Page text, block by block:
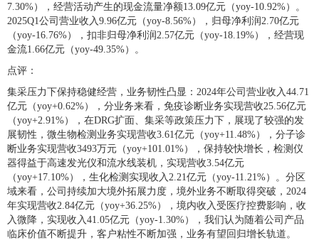
7.30%），经营活动产生的现金流量净额13.09亿元（yoy-10.92%）。
2025Q1公司营业收入9.96亿元（yoy-8.56%），归母净利润2.70亿元
（yoy-16.76%），扣非归母净利润2.57亿元（yoy-18.19%），经营现
金流1.66亿元（yoy-49.35%）。
点评：
集采压力下保持稳健经营，业务韧性凸显：2024年公司营业收入44.71
亿元（yoy+0.62%），分业务来看，免疫诊断业务实现营收25.56亿元
（yoy+2.91%），在DRG扩面、集采等政策压力下，展现了较强的发
展韧性，微生物检测业务实现营收3.61亿元（yoy+11.48%），分子诊
断业务实现营收3493万元（yoy+101.01%），保持较快增长，检测仪
器得益于高速发光仪和流水线装机，实现营收3.54亿元
（yoy+17.10%），生化检测实现收入2.21亿元（yoy-11.21%）。分区
域来看，公司持续加大境外拓展力度，境外业务不断取得突破，2024
年实现营收2.84亿元（yoy+36.25%），境内收入受医疗控费影响，收
入微降，实现收入41.05亿元（yoy-1.30%），我们认为随着公司产品
临床价值不断提升，客户粘性不断加强，业务有望回归增长轨道。